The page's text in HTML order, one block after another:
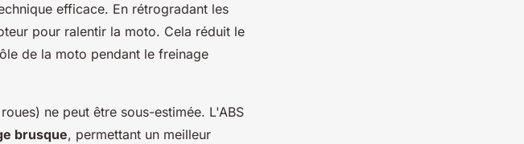
efficace. En rétrogradant les
pour ralentir la moto. Cela réduit le
de la moto pendant le freinage
ne peut être sous-estimée. L'ABS
brusque, permettant un meilleur